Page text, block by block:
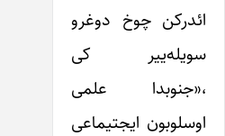
ائدرکن چوخ دوغرو
سویله‌ییر کی
،«جنوبدا علمی
اوسلوبون ایجتیماعی